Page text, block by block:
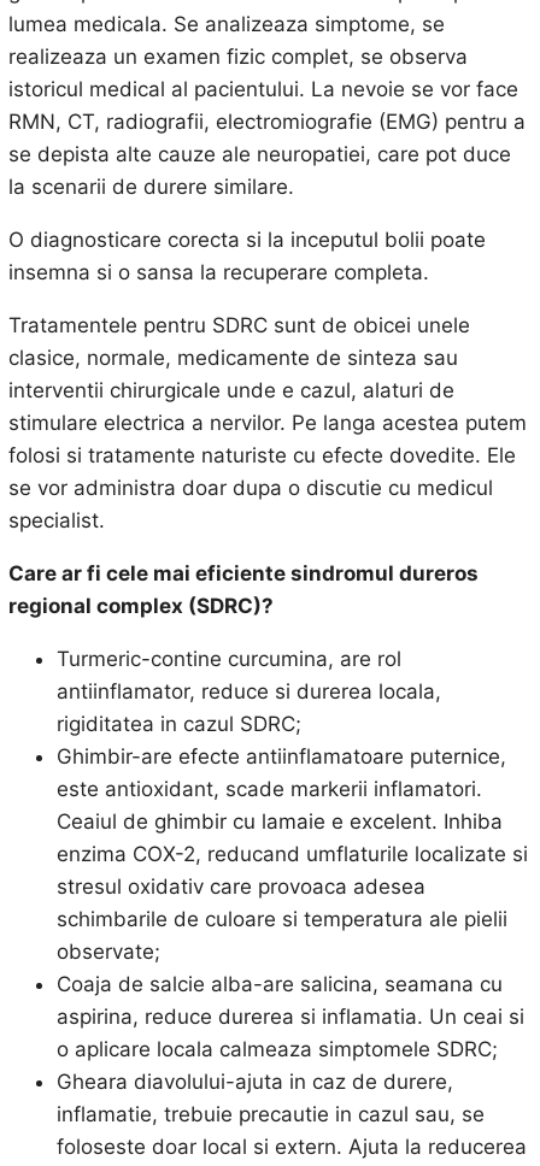
lumea medicala. Se analizeaza simptome, se
realizeaza un examen fizic complet, se observa
istoricul medical al pacientului. La nevoie se vor face
RMN, CT, radiografii, electromiografie (EMG) pentru a
se depista alte cauze ale neuropatiei, care pot duce
la scenarii de durere similare.
O diagnosticare corecta si la inceputul bolii poate
insemna si o sansa la recuperare completa.
Tratamentele pentru SDRC sunt de obicei unele
clasice, normale, medicamente de sinteza sau
interventii chirurgicale unde e cazul, alaturi de
stimulare electrica a nervilor. Pe langa acestea putem
folosi si tratamente naturiste cu efecte dovedite. Ele
se vor administra doar dupa o discutie cu medicul
specialist.
Care ar fi cele mai eficiente sindromul dureros
regional complex (SDRC)?
Turmeric-contine curcumina, are rol
antiinflamator, reduce si durerea locala,
rigiditatea in cazul SDRC;
Ghimbir-are efecte antiinflamatoare puternice,
este antioxidant, scade markerii inflamatori.
Ceaiul de ghimbir cu lamaie e excelent. Inhiba
enzima COX-2, reducand umflaturile localizate si
stresul oxidativ care provoaca adesea
schimbarile de culoare si temperatura ale pielii
observate;
Coaja de salcie alba-are salicina, seamana cu
aspirina, reduce durerea si inflamatia. Un ceai si
o aplicare locala calmeaza simptomele SDRC;
Gheara diavolului-ajuta in caz de durere,
inflamatie, trebuie precautie in cazul sau, se
foloseste doar local si extern. Ajuta la reducerea